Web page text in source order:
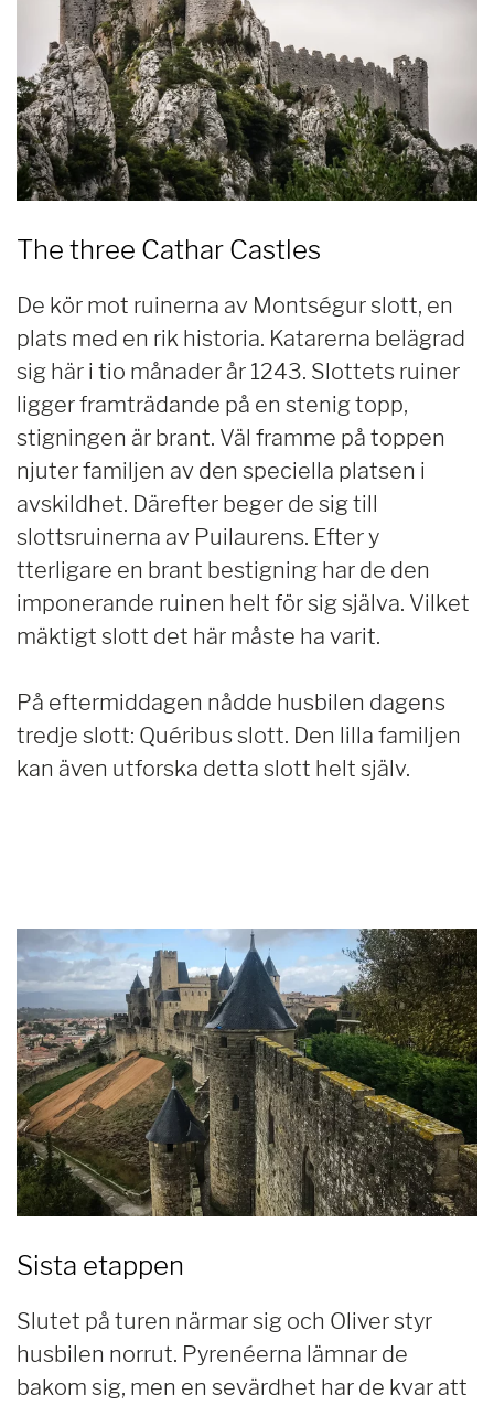
The three Cathar Castles
De kör mot ruinerna av Montségur slott, en
plats med en rik historia. Katarerna belägrad
sig här i tio månader år 1243. Slottets ruiner
ligger framträdande på en stenig topp,
stigningen är brant. Väl framme på toppen
njuter familjen av den speciella platsen i
avskildhet. Därefter beger de sig till
slottsruinerna av Puilaurens. Efter y
tterligare en brant bestigning har de den
imponerande ruinen helt för sig själva. Vilket
mäktigt slott det här måste ha varit.
På eftermiddagen nådde husbilen dagens
tredje slott: Quéribus slott. Den lilla familjen
kan även utforska detta slott helt själv.
Sista etappen
Slutet på turen närmar sig och Oliver styr
husbilen norrut. Pyrenéerna lämnar de
bakom sig, men en sevärdhet har de kvar att